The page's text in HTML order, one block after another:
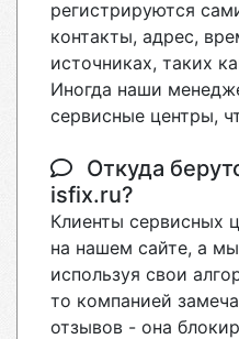
регистрируются
контакты, адрес,
источниках, таких
Иногда наши
сервисные центры,
Откуда
isfix.ru?
Клиенты сервисных
на нашем сайте, а
используя свои
то компанией
отзывов - она